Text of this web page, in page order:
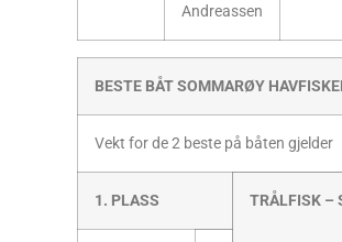
Andreassen
BESTE BÅT SOMMARØY
Vekt for de 2 beste på båten gjelder
1. PLASS TRÅLFISK –